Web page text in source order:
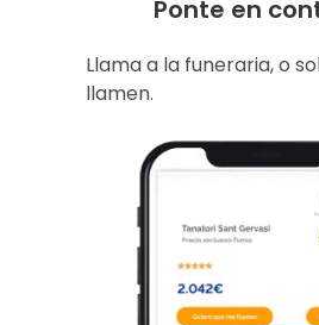
Ponte en
Llama a la funeraria, o
llamen.